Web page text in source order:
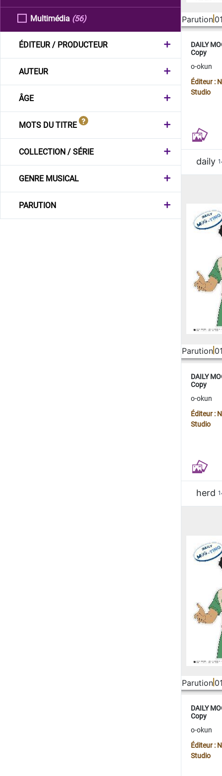
Multimédia (56)
ÉDITEUR / PRODUCTEUR
AUTEUR
ÂGE
MOTS DU TITRE
COLLECTION / SÉRIE
GENRE MUSICAL
PARUTION
Parution
DAILY
Copy
o-okun
Éditeur :
Studio
daily
Parution
DAILY
Copy
o-okun
Éditeur :
Studio
herd
Parution
DAILY
Copy
o-okun
Éditeur :
Studio